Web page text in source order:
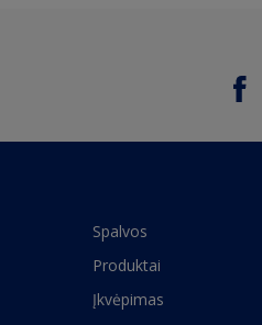
Spalvos
Produktai
Įkvėpimas